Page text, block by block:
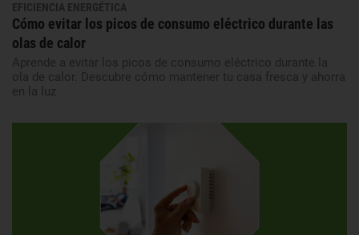
EFICIENCIA ENERGÉTICA
Cómo evitar los picos de consumo eléctrico durante las
olas de calor
Aprende a evitar los picos de consumo eléctrico durante la
ola de calor. Descubre cómo mantener tu casa fresca y ahorra
en la luz